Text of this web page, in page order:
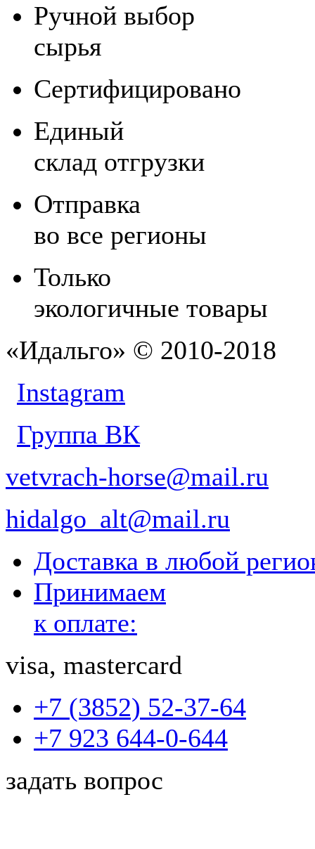
Ручной выбор
сырья
Сертифицировано
Единый
склад отгрузки
Отправка
во все регионы
Только
экологичные товары
«Идальго» © 2010-2018
Instagram
Группа ВК
vetvrach-horse@mail.ru
hidalgo_alt@mail.ru
Доставка в любой
Принимаем
к оплате:
visa, mastercard
+7 (3852) 52-37-64
+7 923 644-0-644
задать вопрос